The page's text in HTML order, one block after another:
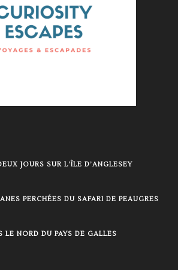
JOURS SUR L’ÎLE D’ANGLESEY
PERCHÉES DU SAFARI DE PEAUGRES
LE NORD DU PAYS DE GALLES